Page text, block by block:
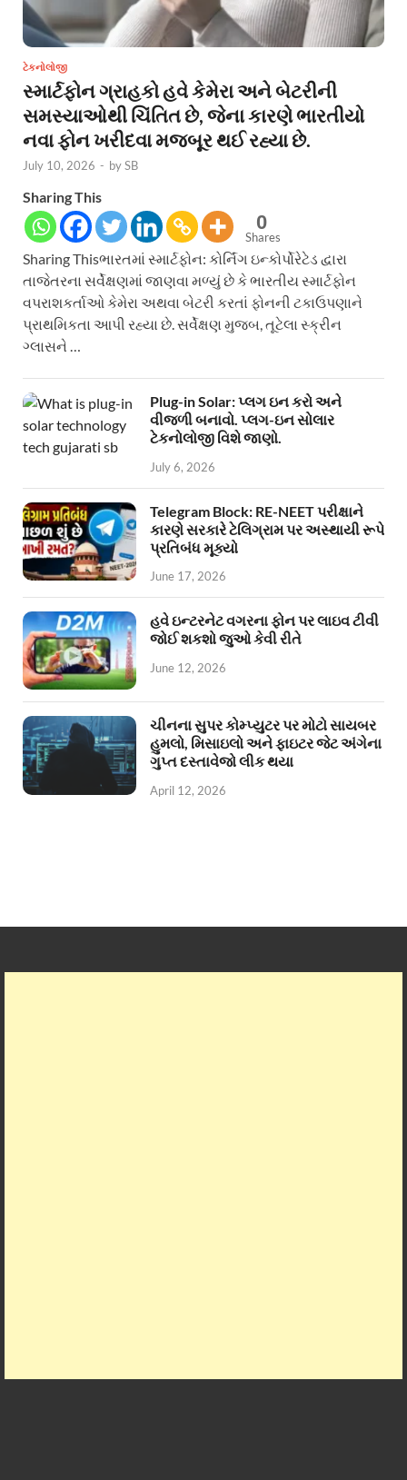
ટેકનોલોજી
સ્માર્ટફોન ગ્રાહકો હવે કેમેરા અને બેટરીની
સમસ્યાઓથી ચિંતિત છે, જેના કારણે ભારતીયો
નવા ફોન ખરીદવા મજબૂર થઈ રહ્યા છે.
July 10, 2026 - bySB
Sharing This
0
Shares
Sharing Thisભારતમાં સ્માર્ટફોન: કોર્નિંગ ઇન્કોર્પોરેટેડ દ્વારા
તાજેતરના સર્વેક્ષણમાં જાણવા મળ્યું છે કે ભારતીય સ્માર્ટફોન
વપરાશકર્તાઓ કેમેરા અથવા બેટરી કરતાં ફોનની ટકાઉપણાને
પ્રાથમિકતા આપી રહ્યા છે. સર્વેક્ષણ મુજબ, તૂટેલા સ્ક્રીન
ગ્લાસને …
Plug-in Solar: પ્લગ ઇન કરો અને
વીજળી બનાવો. પ્લગ-ઇન સોલાર
ટેકનોલોજી વિશે જાણો.
July 6, 2026
Telegram Block: RE-NEET પરીક્ષાને
કારણે સરકારે ટેલિગ્રામ પર અસ્થાયી રૂપે
પ્રતિબંધ મૂક્યો
June 17, 2026
હવે ઇન્ટરનેટ વગરના ફોન પર લાઇવ ટીવી
જોઈ શકશો જુઓ કેવી રીતે
June 12, 2026
ચીનના સુપર કોમ્પ્યુટર પર મોટો સાયબર
હુમલો, મિસાઇલો અને ફાઇટર જેટ અંગેના
ગુપ્ત દસ્તાવેજો લીક થયા
April 12, 2026